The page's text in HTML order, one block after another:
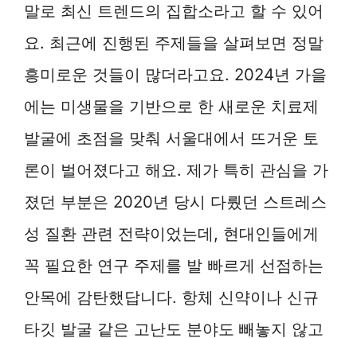
말로 최신 트렌드의 집합소라고 할 수 있어
요. 최근에 진행된 주제들을 살펴보면 정말
흥미로운 것들이 많더라고요. 2024년 가을
에는 미생물을 기반으로 한 새로운 치료제
발굴에 초점을 맞춰 서울대에서 뜨거운 토
론이 벌어졌다고 해요. 제가 특히 관심을 가
졌던 부분은 2020년 당시 다뤘던 스트레스
성 질환 관련 전략이었는데, 현대인들에게
꼭 필요한 연구 주제를 발 빠르게 선점하는
안목에 감탄했답니다. 항체 신약이나 신규
타깃 발굴 같은 고난도 분야도 빼놓지 않고